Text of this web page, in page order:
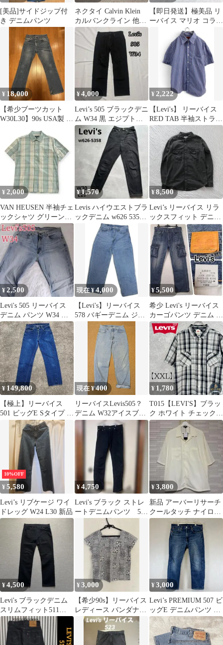
[美品]サイドジップ付
き デニムパンツ
ネクタイ Calvin Klein
カルバンクライン 他
90s 00s 古着
【即日発送】極美品 リ
ーバイス マリオ コラボ
ウエストポーチ ボディ
¥ 18,000
【希少ブーツカット
W30L30】90s USA製 リ
¥4,000
Levi’s 505 ブラックデニ
ム W34 黒 エジプト製
リーバイス
¥ 2,222
【Levi's】 リーバイス
RED TAB 半袖ストライ
プシャツ ブルー M
¥ 2,000
VAN HEUSEN 半袖チェ
ックシャツ グリーン系
M
¥1,570
Levis ハイウエストブラ
ックデニム w626 5358
日本製 90's
¥8,500
Levi’s リーバイス リラ
ックスフィット デニム
ウエスタンシャツ 美品
¥2,500
Levi's 505 リーバイス
デニム パンツ W34 ジ
ーンズ
現在 ¥4,000
【Levi's】リーバイス
578 バギーデニム ジー
ンズ W32
¥5,500
希少 Levi's リーバイス
カーゴパンツ デニム ジ
ーンズ 36インチ L
¥149,800
【極上】リーバイス
501 ビッグE Sタイプ オ
リジナル タテ落ち
現在 ¥400
リーバイスLevis505？
デニム W32アイスブル
ーデニム ルーズデニ
ム
¥ 1,780
T015【LEVI'S】ブラッ
ク ホワイト チェック
半袖シャツ〔XXL〕
10%OFF
¥5,580
Levi’s リブケージ ワイ
ドレッグ W24 L30 新品
¥4,750
Levi's ブラック ストレ
ートデニムパンツ 513
W32L32 裾上げなし
¥3,800
新品 アーバーリサーチ
クールタッチ ナイロン
スナップボタン 開襟 シ
¥4,500
Levi's ブラックデニム
スリムフィット511
W36 L32
¥3,000
【希少90s】リーバイス
レディース バンダナ柄
スクエアネック ブラウ
ス M
¥3,000
Levi’s PREMIUM 507 ビ
ッグE デニムパンツ ジ
ーンズ W34 L32 インデ
ィゴ リーバイス プレミ
アム メンズ 美品 ①